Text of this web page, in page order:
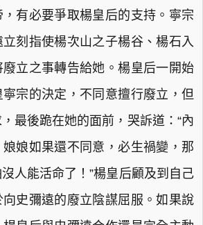
有必要爭取楊皇后的支持。寧宗
刻指使楊次山之子楊谷、楊石入
立之事轉告給她。楊皇后一開始
宗的決定，不同意擅行廢立，但
最後跪在她的面前，哭訴道：“內
娘如果還不同意，必生禍變，那
人能活命了！”楊皇后顧及到自己
史彌遠的廢立陰謀屈服。如果說